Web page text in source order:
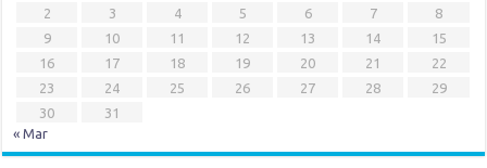
2
3 4 5 6 7
8
9
10 11 12 13 14
15
16
17 18 19 20 21
22
23
24 25 26 27 28
29
30
31
« Mar